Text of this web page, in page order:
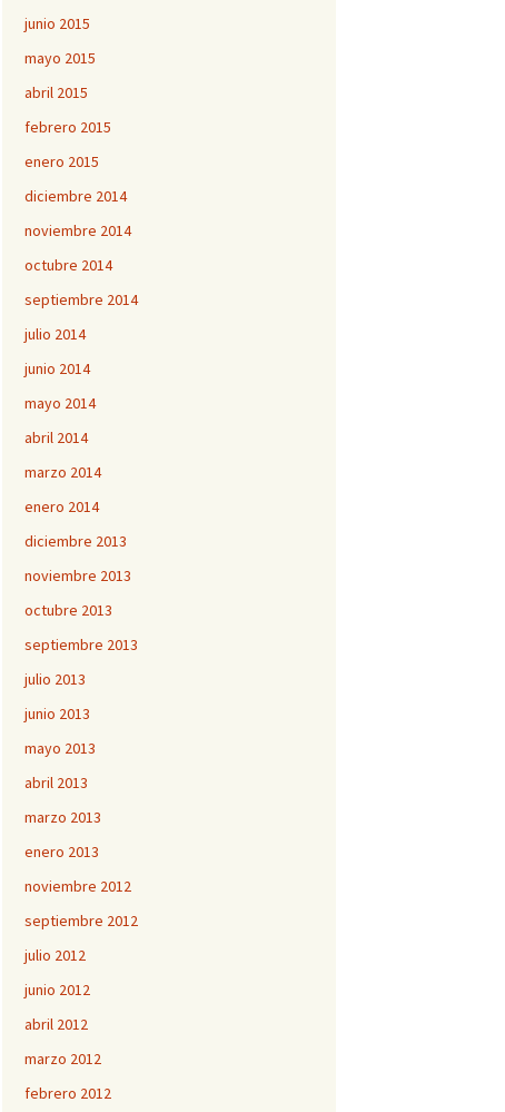
junio 2015
mayo 2015
abril 2015
febrero 2015
enero 2015
diciembre 2014
noviembre 2014
octubre 2014
septiembre 2014
julio 2014
junio 2014
mayo 2014
abril 2014
marzo 2014
enero 2014
diciembre 2013
noviembre 2013
octubre 2013
septiembre 2013
julio 2013
junio 2013
mayo 2013
abril 2013
marzo 2013
enero 2013
noviembre 2012
septiembre 2012
julio 2012
junio 2012
abril 2012
marzo 2012
febrero 2012